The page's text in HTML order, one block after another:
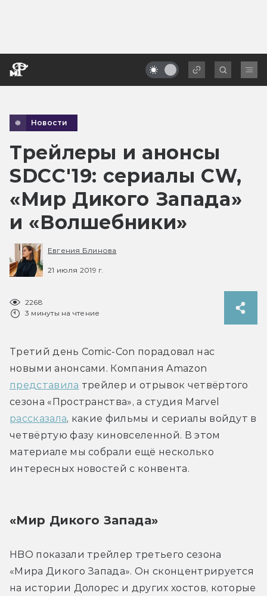
Новости
Трейлеры и анонсы
SDCC'19: сериалы CW,
«Мир Дикого Запада»
и «Волшебники»
Евгения Блинова
21 июля 2019 г.
2268
3 минуты на чтение
Третий день Comic-Con порадовал нас
представила трейлер и отрывок четвёртого
рассказала, какие фильмы и сериалы войдут в
четвёртую фазу киновселенной. В этом
материале мы собрали ещё несколько
интересных новостей с конвента.
«Мир Дикого Запада»
HBO показали трейлер третьего сезона
«Мира Дикого Запада». Он сконцентрируется
на истории Долорес и других хостов, которые